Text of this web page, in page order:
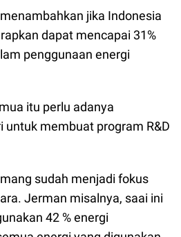
jika Indonesia
dapat mencapai 31%
penggunaan energi
itu perlu adanya
untuk membuat program R&D
sudah menjadi fokus
Jerman misalnya, saai ini
42 % energi